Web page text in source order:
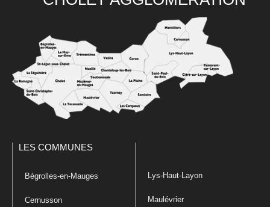
LES COMMUNES
Bégrolles-en-Mauges
Cernusson
Lys-Haut-Layon
Maulévrier